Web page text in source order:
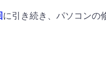
に引き続き、パソコンの